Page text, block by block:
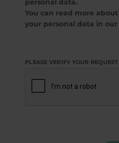
personal data.
You can read more
your personal data in our
PLEASE VERIFY YOUR REQUEST.